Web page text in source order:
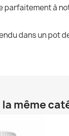
parfaitement à
dans un pot
même